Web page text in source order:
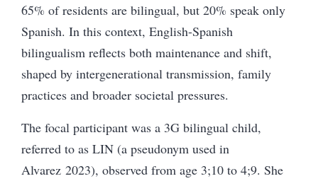
65% of residents are bilingual, but 20% speak only
Spanish. In this context, English-Spanish
bilingualism reflects both maintenance and shift,
shaped by intergenerational transmission, family
practices and broader societal pressures.
The focal participant was a 3G bilingual child,
referred to as LIN (a pseudonym used in
Alvarez 2023), observed from age 3;10 to 4;9. She